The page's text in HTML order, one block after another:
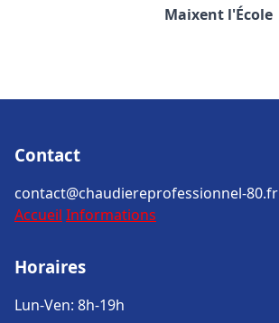
Maixent l'École
Contact
contact@chaudiereprofessionnel-80.fr
Accueil Informations
Horaires
Lun-Ven: 8h-19h